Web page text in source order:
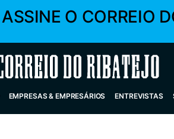
ASSINE O CORREIO
Correio do Ribatejo
EMPRESAS & EMPRESÁRIOS ENTREVISTAS